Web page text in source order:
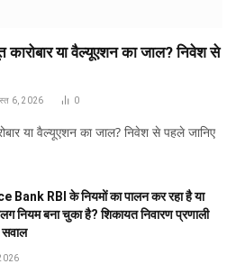
या वैल्यूएशन का जाल? निवेश से
6, 2026 0
या वैल्यूएशन का जाल? निवेश से पहले जानिए
Bank RBI के नियमों का पालन कर रहा है या
नियम बना चुका है? शिकायत निवारण प्रणाली
सवाल